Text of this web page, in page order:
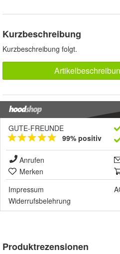
Kurzbeschreibung
Kurzbeschreibung folgt.
GUTE-FREUNDE
99% positiv
Anrufen
Merken
Impressum
Widerrufsbelehrung
Produktrezensionen